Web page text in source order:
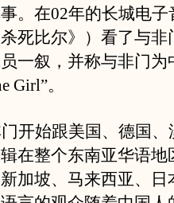
。在02年的长城电
死比尔》）看了与非
一叙，并称与非门为
Girl”。
始跟美国、德国、
在整个东南亚华语地
加坡、马来西亚、日